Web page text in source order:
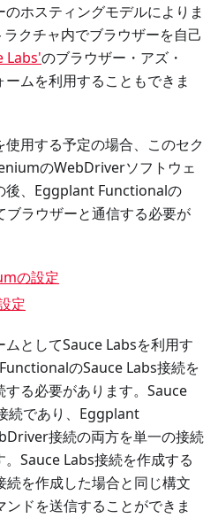
ホスティングモデルによりま
クチャ内でブラウザーを自己
Labs'のブラウザー・アズ・
ムを利用することもできま
用する予定の場合、このセク
のWebDriverソフトウェ
後、Eggplant Functionalの
ラウザーと通信する必要が
の設定
定
としてSauce Labsを利用す
のSauce Labs接続を
る必要があります。Sauce
続であり、Eggplant
接続の両方を単一の接続
Sauce Labs接続を作成する
を作成した場合と同じ構文
ドを送信することができま